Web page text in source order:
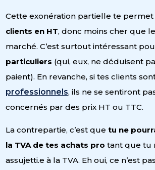
Cette exonération partielle te
clients en HT, donc moins cher que
marché. C’est surtout intéressant
particuliers (qui, eux, ne déduisent
paient). En revanche, si tes clients
professionnels, ils ne se sentiront
concernés par des prix HT ou TTC.
La contrepartie, c’est quetu ne
la TVA de tes achats pro tant que tu
assujetti.e à la TVA. Eh oui, ce n’est